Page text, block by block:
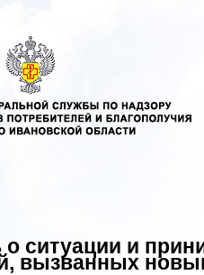
ситуации и
вызванных